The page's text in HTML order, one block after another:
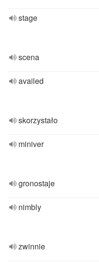
stage
scena
availed
skorzystało
miniver
gronostaje
nimbly
zwinnie